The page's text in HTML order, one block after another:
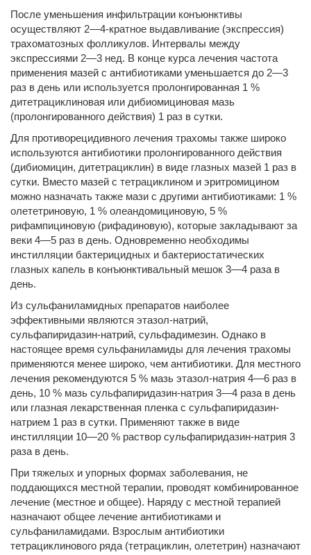
После уменьшения инфильтрации конъюнктивы
осуществляют 2—4-кратное выдавливание (экспрессия)
трахоматозных фолликулов. Интервалы между
экспрессиями 2—3 нед. В конце курса лечения частота
применения мазей с антибиотиками уменьшается до 2—3
раз в день или используется пролонгированная 1 %
дитетрациклиновая или дибиомициновая мазь
(пролонгированного действия) 1 раз в сутки.
Для противорецидивного лечения трахомы также широко
используются антибиотики пролонгированного действия
(дибиомицин, дитетрациклин) в виде глазных мазей 1 раз в
сутки. Вместо мазей с тетрациклином и эритромицином
можно назначать также мази с другими антибиотиками: 1 %
олететриновую, 1 % олеандомициновую, 5 %
рифампициновую (рифадиновую), которые закладывают за
веки 4—5 раз в день. Одновременно необходимы
инстилляции бактерицидных и бактериостатических
глазных капель в конъюнктивальный мешок 3—4 раза в
день.
Из сульфаниламидных препаратов наиболее
эффективными являются этазол-натрий,
сульфапиридазин-натрий, сульфадимезин. Однако в
настоящее время сульфаниламиды для лечения трахомы
применяются менее широко, чем антибиотики. Для местного
лечения рекомендуются 5 % мазь этазол-натрия 4—6 раз в
день, 10 % мазь сульфапиридазин-натрия 3—4 раза в день
или глазная лекарственная пленка с сульфапиридазин-
натрием 1 раз в сутки. Применяют также в виде
инстилляции 10—20 % раствор сульфапиридазин-натрия 3
раза в день.
При тяжелых и упорных формах заболевания, не
поддающихся местной терапии, проводят комбинированное
лечение (местное и общее). Наряду с местной терапией
назначают общее лечение антибиотиками и
сульфаниламидами. Взрослым антибиотики
тетрациклинового ряда (тетрациклин, олететрин) назначают